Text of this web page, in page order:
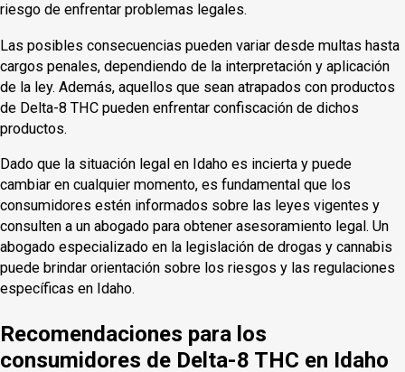
riesgo de enfrentar problemas legales.
Las posibles consecuencias pueden variar desde multas hasta
cargos penales, dependiendo de la interpretación y aplicación
de la ley. Además, aquellos que sean atrapados con productos
de Delta-8 THC pueden enfrentar confiscación de dichos
productos.
Dado que la situación legal en Idaho es incierta y puede
cambiar en cualquier momento, es fundamental que los
consumidores estén informados sobre las leyes vigentes y
consulten a un abogado para obtener asesoramiento legal. Un
abogado especializado en la legislación de drogas y cannabis
puede brindar orientación sobre los riesgos y las regulaciones
específicas en Idaho.
Recomendaciones para los
consumidores de Delta-8 THC en Idaho